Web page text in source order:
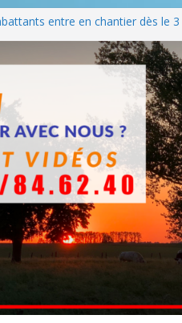
entre en chantier dès le 3